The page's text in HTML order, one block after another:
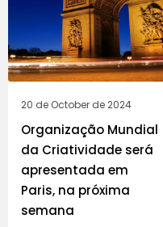
20 de October de 2024
Organização Mundial
da Criatividade será
apresentada em
Paris, na próxima
semana